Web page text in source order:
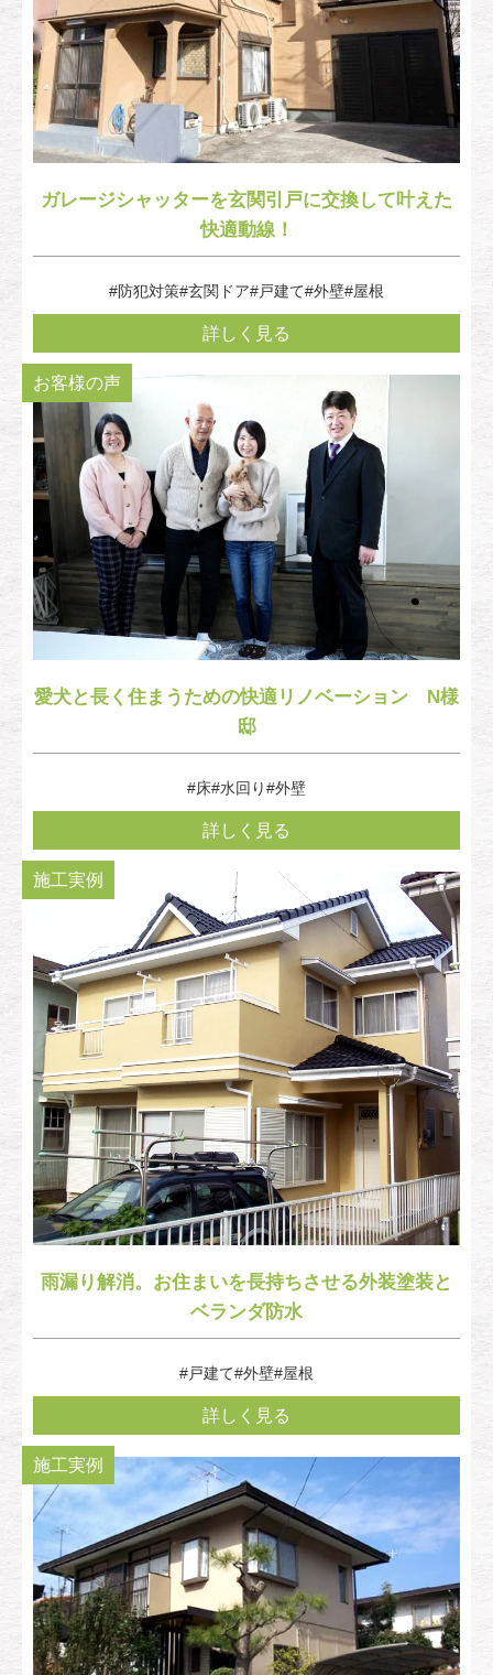
ガレージシャッターを玄関引戸に交換して叶えた
快適動線！
#防犯対策#玄関ドア#戸建て#外壁#屋根
詳しく見る
お客様の声
愛犬と長く住まうための快適リノベーション N様
邸
#床#水回り#外壁
詳しく見る
施工実例
雨漏り解消。お住まいを長持ちさせる外装塗装と
ベランダ防水
#戸建て#外壁#屋根
詳しく見る
施工実例